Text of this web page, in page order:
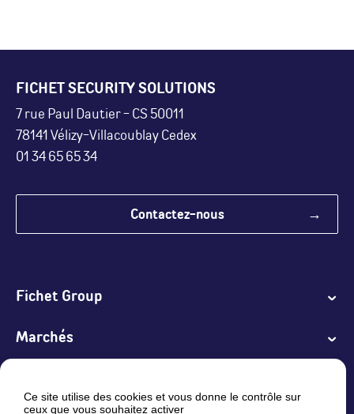
FICHET SECURITY SOLUTIONS
7 rue Paul Dautier - CS 50011
78141 Vélizy-Villacoublay Cedex
01 34 65 65 34
Contactez-nous
Fichet Group
Marchés
Ce site utilise des cookies et vous donne le contrôle sur
ceux que vous souhaitez activer